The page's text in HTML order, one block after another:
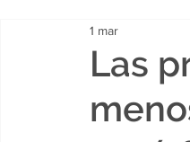
Las
1 mar